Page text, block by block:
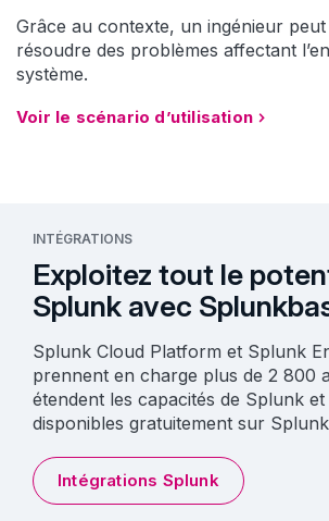
Grâce au contexte, un ingénieur
résoudre des problèmes affectant
système.
Voir le scénario d’utilisation
INTÉGRATIONS
Exploitez tout le
Splunk avec
Splunk Cloud Platform et Splunk
prennent en charge plus de 2 800
étendent les capacités de Splunk
disponibles gratuitement sur
Intégrations Splunk